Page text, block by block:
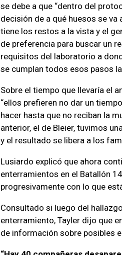
se debe a que “dentro del
decisión de a qué huesos se
tiene los restos a la vista y el
de preferencia para buscar un
requisitos del laboratorio a
se cumplan todos esos pasos
Sobre el tiempo que llevaría el
“ellos prefieren no dar un
hacer hasta que no reciban la
anterior, el de Bleier, tuvimos
y el resultado se libera a los
Lusiardo explicó que ahora
enterramientos en el Batallón
progresivamente con lo que
Consultado si luego del
enterramiento, Tayler dijo que
de información sobre posibles